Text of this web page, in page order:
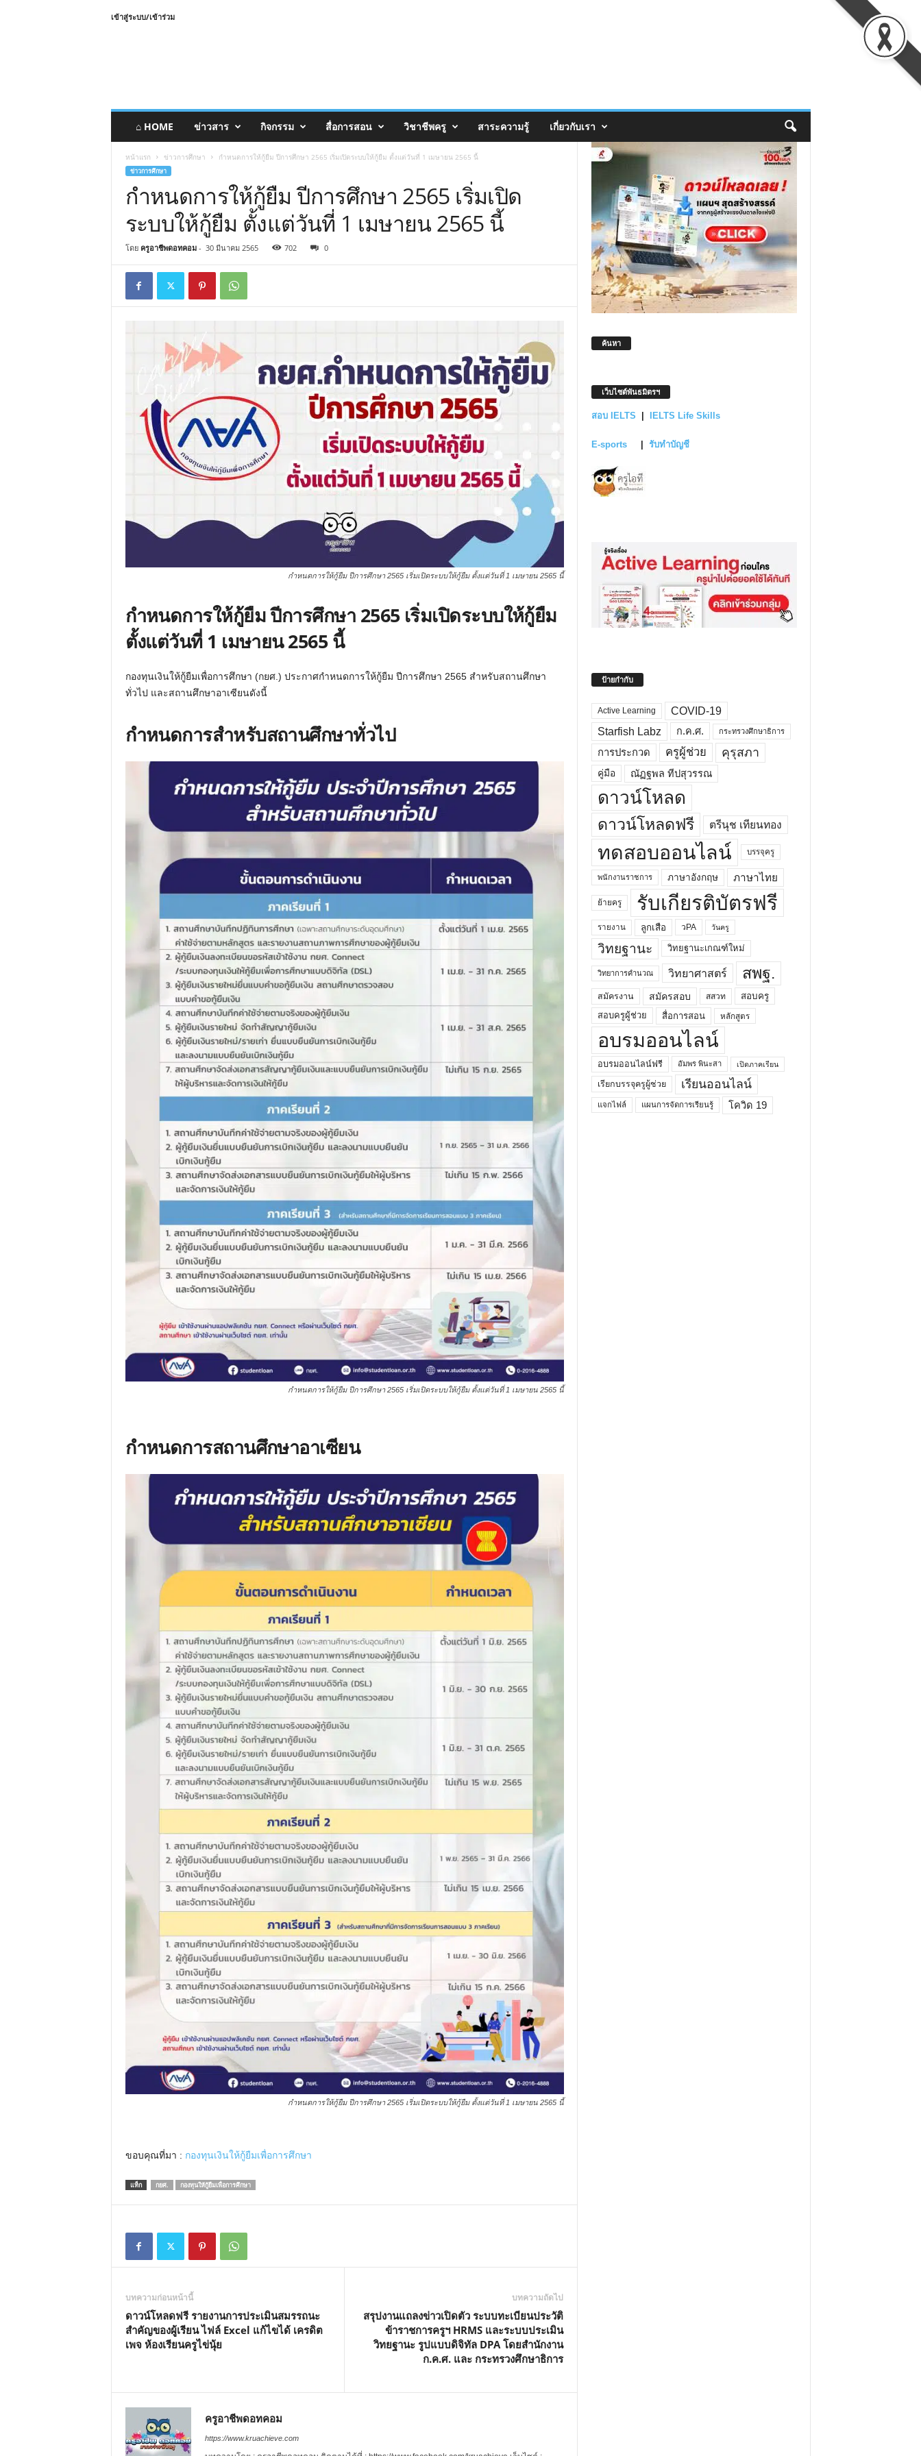
เข้าสู่ระบบ/เข้าร่วม
⌂ HOME ข่าวสาร กิจกรรม สื่อการสอน วิชาชีพครู สาระความรู้ เกี่ยวกับเรา
หน้าแรก ข่าวการศึกษา กำหนดการให้กู้ยืม ปีการศึกษา 2565 เริ่มเปิดระบบให้กู้ยืม ตั้งแต่วันที่ 1 เมษายน 2565 นี้
ข่าวการศึกษา
กำหนดการให้กู้ยืม ปีการศึกษา 2565 เริ่มเปิด
ระบบให้กู้ยืม ตั้งแต่วันที่ 1 เมษายน 2565 นี้
โดย ครูอาชีพดอทคอม- 30 มีนาคม 2565 702 0
กำหนดการให้กู้ยืม ปีการศึกษา 2565 เริ่มเปิดระบบให้กู้ยืม ตั้งแต่วันที่ 1 เมษายน 2565 นี้
กำหนดการให้กู้ยืม ปีการศึกษา 2565 เริ่มเปิดระบบให้กู้ยืม
ตั้งแต่วันที่ 1 เมษายน 2565 นี้
กองทุนเงินให้กู้ยืมเพื่อการศึกษา (กยศ.) ประกาศกำหนดการให้กู้ยืม ปีการศึกษา 2565 สำหรับสถานศึกษา
ทั่วไป และสถานศึกษาอาเซียนดังนี้
กำหนดการสำหรับสถานศึกษาทั่วไป
กำหนดการให้กู้ยืม ปีการศึกษา 2565 เริ่มเปิดระบบให้กู้ยืม ตั้งแต่วันที่ 1 เมษายน 2565 นี้
กำหนดการสถานศึกษาอาเซียน
กำหนดการให้กู้ยืม ปีการศึกษา 2565 เริ่มเปิดระบบให้กู้ยืม ตั้งแต่วันที่ 1 เมษายน 2565 นี้
ขอบคุณที่มา : กองทุนเงินให้กู้ยืมเพื่อการศึกษา
แท็ก กยศ. กองทุนให้กู้ยืมเพื่อการศึกษา
บทความก่อนหน้านี้
ดาวน์โหลดฟรี รายงานการประเมินสมรรถนะ
สำคัญของผู้เรียน ไฟล์ Excel แก้ไขได้ เครดิต
เพจ ห้องเรียนครูไข่นุ้ย
บทความถัดไป
สรุปงานแถลงข่าวเปิดตัว ระบบทะเบียนประวัติ
ข้าราชการครูฯ HRMS และระบบประเมิน
วิทยฐานะ รูปแบบดิจิทัล DPA โดยสำนักงาน
ก.ค.ศ. และ กระทรวงศึกษาธิการ
ครูอาชีพดอทคอม
https://www.kruachieve.com
ค้นหา
เว็บไซต์พันธมิตรฯ
สอบ IELTS IELTS Life Skills
E-sports รับทำบัญชี
ป้ายกำกับ
Active Learning
COVID-19
Starfish Labz
ก.ค.ศ. กระทรวงศึกษาธิการ
การประกวด ครูผู้ช่วย คุรุสภา
คู่มือ ณัฏฐพล ทีปสุวรรณ
ดาวน์โหลด
ดาวน์โหลดฟรี ตรีนุช เทียนทอง
ทดสอบออนไลน์ บรรจุครู
พนักงานราชการ ภาษาอังกฤษ ภาษาไทย
ย้ายครู รับเกียรติบัตรฟรี
รายงาน ลูกเสือ วPA วันครู
วิทยฐานะ วิทยฐานะเกณฑ์ใหม่
วิทยาการคำนวณ วิทยาศาสตร์ สพฐ.
สมัครงาน สมัครสอบ สสวท
สอบครู
สอบครูผู้ช่วย
สื่อการสอน หลักสูตร
อบรมออนไลน์
อบรมออนไลน์ฟรี อัมพร พินะสา เปิดภาคเรียน
เรียกบรรจุครูผู้ช่วย เรียนออนไลน์
แจกไฟล์ แผนการจัดการเรียนรู้ โควิด 19